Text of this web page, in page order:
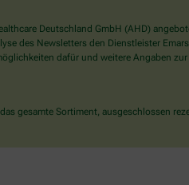
Deutschland GmbH (AHD)
des Newsletters den Dienstleister
dafür und weitere Angaben
gesamte Sortiment, ausgeschlossen